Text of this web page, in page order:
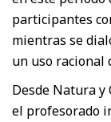
participantes
mientras se
un uso racional
Desde Natura
el profesorado